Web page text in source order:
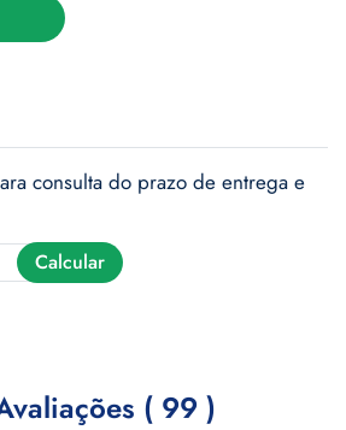
consulta do prazo de entrega e
Calcular
( 99 )